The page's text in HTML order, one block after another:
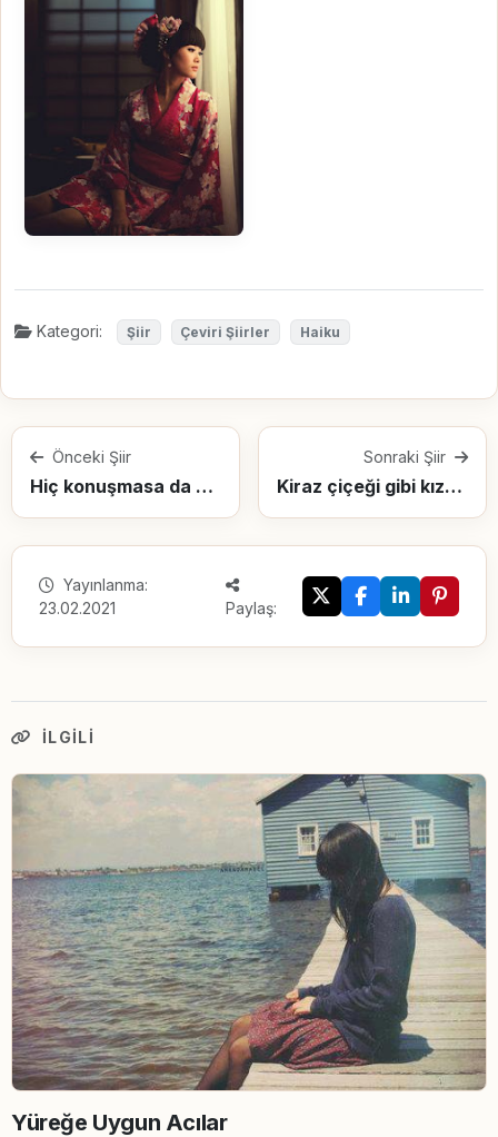
Kategori: Şiir Çeviri Şiirler Haiku
Önceki Şiir
Hiç konuşmasa da olur
Sonraki Şiir
Kiraz çiçeği gibi kızarırım hemen
Yayınlanma:
23.02.2021
Paylaş:
İLGILI
Yüreğe Uygun Acılar